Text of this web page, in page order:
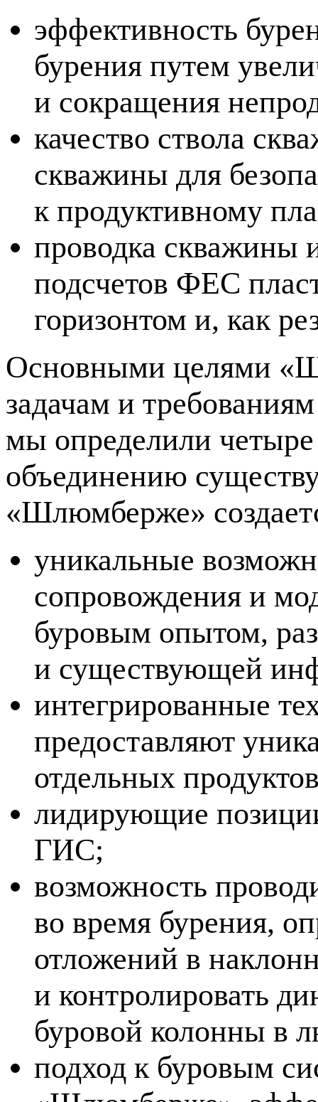
эффективность
бурения путем
и сокращения
качество ствола
скважины для
к продуктивному
проводка скважины
подсчетов ФЕС
горизонтом и, как
Основными целями
задачам и
мы определили четыре
объединению
«Шлюмберже»
уникальные
сопровождения и
буровым опытом,
и существующей
интегрированные
предоставляют
отдельных
лидирующие
ГИС;
возможность
во время бурения,
отложений в
и контролировать
буровой колонны в
подход к буровым